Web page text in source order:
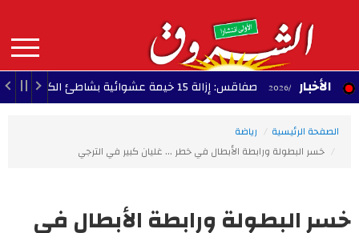
contenu
principal
MAIN
NAVIGATION الأخبارصفاقس: إزالة 15 خيمة عشوائية بشاطئ الكازينو 17:42 - 2026/08/08
الصفحة الرئيسية
رياضة
خسر البطولة ورابطة الأبطال في خطر ... غليان كبير في الترجي
خسر البطولة ورابطة الأبطال في